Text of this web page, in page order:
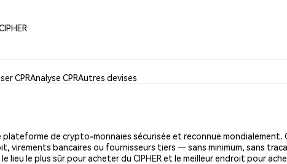
CPRAnalyse CPRAutres devises
plateforme de crypto-monnaies sécurisée et reconnue
virements bancaires ou fournisseurs tiers — sans minimum, sans
le plus sûr pour acheter du CIPHER et le meilleur endroit pour